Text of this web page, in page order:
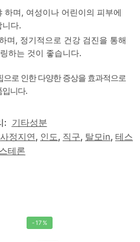
하며, 여성이나 어린이의 피부에
니다.
며, 정기적으로 건강 검진을 통해
하는 것이 좋습니다.
로 인한 다양한 증상을 효과적으로
입니다.
: 기타성분
사정지연, 인도, 직구, 탈모in, 테스
테론
-17%